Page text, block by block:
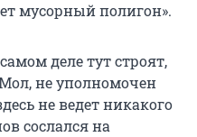
мусорный полигон».
деле тут строят,
Мол, не уполномочен
не ведет никакого
сослался на